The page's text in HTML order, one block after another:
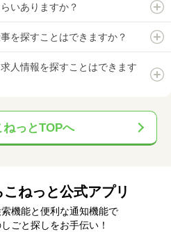
いありますか？
を探すことはできますか？
人情報を探すことはできます
ねっとTOPへ
こねっと公式アプリ
機能と便利な通知機能で
ごと探しをお手伝い！